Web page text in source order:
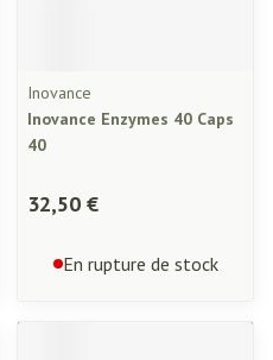
Inovance
Inovance Enzymes 40 Caps
40
32,50 €
En rupture de stock